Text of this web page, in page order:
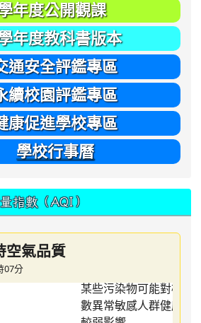
學年度公開觀課
年度教科書版本
通安全評鑑專區
續校園評鑑專區
康促進學校專區
學校行事曆
指數（AQI）
空氣品質
07分